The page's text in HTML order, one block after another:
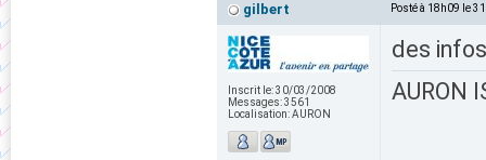
gilbert Posté à 18h09 le
Inscrit le:30/03/2008
Messages:3561
Localisation:AURON
des
AURON